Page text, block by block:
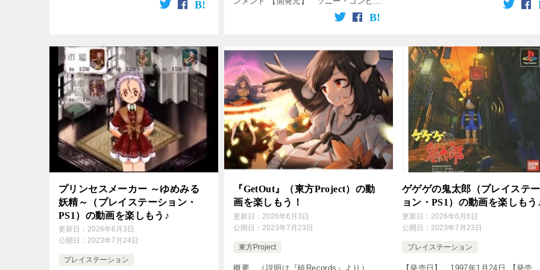
ータエンタテインメント、シュガーアン
ドロケッツ 【ジャンル】 アクションパ
プリンセスメーカー ～ゆめみる
妖精～（プレイステーション・
PS1）の動画を楽しもう♪
更新日： 2026年6月3日
公開日： 2023年7月24日
プレイステーション
『GetOut』（東方Project）の動
画を楽しもう！
更新日：2026年6月3日
公開日：2023年7月23日
東方Project
概要 （説明は『暁Records』より）
ゲゲゲの鬼太郎（プレイステ
ョン・PS1）の動画を楽しもう
更新日： 2026年6月6日
公開日： 2023年7月23日
プレイステーション
【発売日】 1997年1月24日 【発売